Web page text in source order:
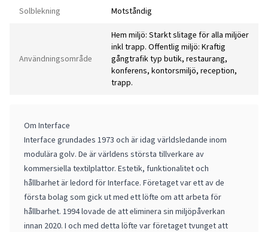
Solblekning Motståndig
Användningsområde
Hem miljö: Starkt slitage för alla miljöer
inkl trapp. Offentlig miljö: Kraftig
gångtrafik typ butik, restaurang,
konferens, kontorsmiljö, reception,
trapp.
Om Interface
Interface grundades 1973 och är idag världsledande inom
modulära golv. De är världens största tillverkare av
kommersiella textilplattor. Estetik, funktionalitet och
hållbarhet är ledord för Interface. Företaget var ett av de
första bolag som gick ut med ett löfte om att arbeta för
hållbarhet. 1994 lovade de att eliminera sin miljöpåverkan
innan 2020. I och med detta löfte var företaget tvunget att